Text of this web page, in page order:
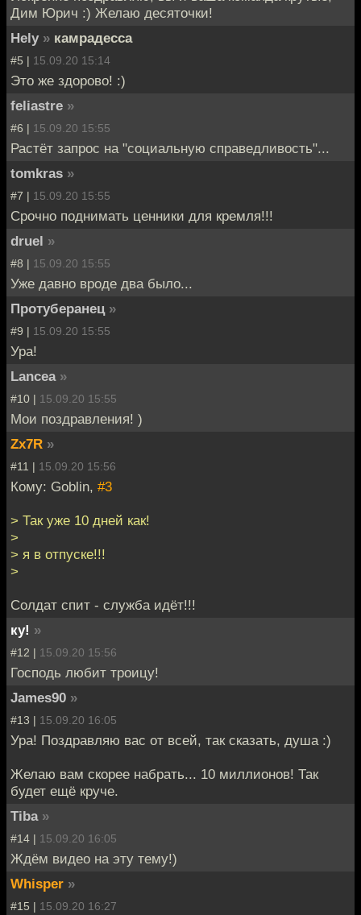
Дим Юрич :) Желаю десяточки!
Hely » камрадесса
#5 | 15.09.20 15:14
Это же здорово! :)
feliastre »
#6 | 15.09.20 15:55
Растёт запрос на "социальную справедливость"...
tomkras »
#7 | 15.09.20 15:55
Срочно поднимать ценники для кремля!!!
druel »
#8 | 15.09.20 15:55
Уже давно вроде два было...
Протуберанец »
#9 | 15.09.20 15:55
Ура!
Lancea »
#10 | 15.09.20 15:55
Мои поздравления! )
Zx7R »
#11 | 15.09.20 15:56
Кому: Goblin, #3
> Так уже 10 дней как!
>
> я в отпуске!!!
>
Солдат спит - служба идёт!!!
ку! »
#12 | 15.09.20 15:56
Господь любит троицу!
James90 »
#13 | 15.09.20 16:05
Ура! Поздравляю вас от всей, так сказать, душа :)
Желаю вам скорее набрать... 10 миллионов! Так
будет ещё круче.
Tiba »
#14 | 15.09.20 16:05
Ждём видео на эту тему!)
Whisper »
#15 | 15.09.20 16:27